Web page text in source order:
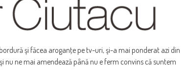
şi făcea aroganţe pe tv-uri, şi-a mai ponderat azi din
nu ne mai amendează până nu e ferm convins că suntem